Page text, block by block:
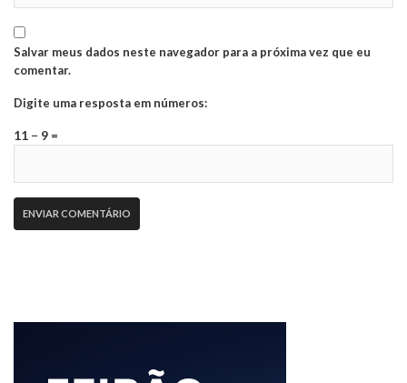
Salvar meus dados neste navegador para a próxima vez que eu
comentar.
Digite uma resposta em números:
11 − 9 =